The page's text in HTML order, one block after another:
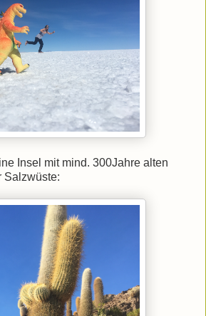
Insel mit mind. 300Jahre alten
Salzwüste: